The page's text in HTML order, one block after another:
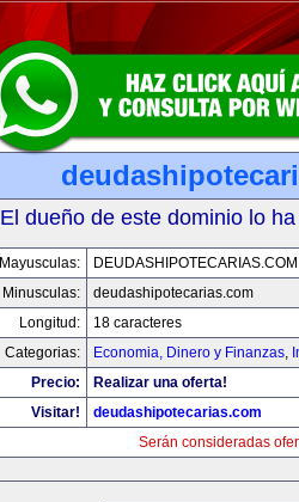
El dueño de este dominio lo
Mayusculas:
DEUDASHIPOTECARIAS.COM
Minusculas:
deudashipotecarias.com
Longitud:
18 caracteres
Categorias:
Economia, Dinero y Finanzas,
Precio:
Realizar una oferta!
Visitar!
deudashipotecarias.com
Serán consideradas